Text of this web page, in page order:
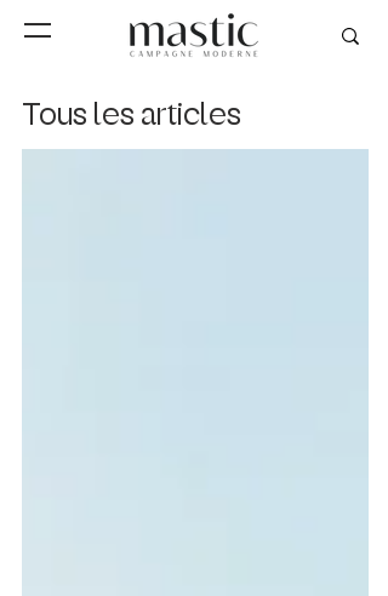
Tous les articles